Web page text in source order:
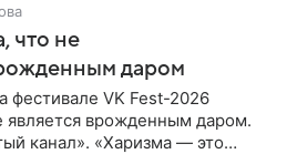
что не
даром
фестивале VK Fest-2026
является врожденным даром.
канал». «Харизма — это